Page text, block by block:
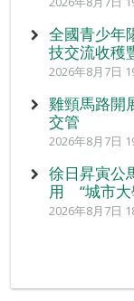
全國青少年
技交流收穫
2026年8月7日
雞頸馬路
交管
2026年8月7日
徐日昇寅公
用 “城市大
2026年8月7日